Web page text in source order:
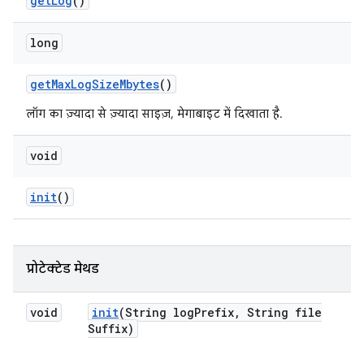
long
getMaxLogSizeMbytes()
लॉग का ज़्यादा से ज़्यादा साइज़, मेगाबाइट में दिखाता है.
void
init()
प्रोटेक्टेड मेथड
void init(String logPrefix, String file
Suffix)